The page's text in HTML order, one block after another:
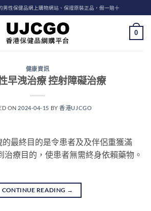
男性保健品網上購物網站、保證原裝正品，假一賠十
0
健康資訊
早洩治療 控射障礙治療
ON 2024-04-15 BY香港UJCGO
的最終目的是令患者及及伴侶重獲滿
治療目的，使患者無需終身依賴藥物。
CONTINUE READING →